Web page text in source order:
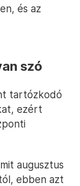
és az
szó
tartózkodó
ezért
augusztus
ebben azt